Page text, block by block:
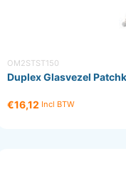
OM2STST150
Duplex Glasvezel
€16,12 Incl BTW